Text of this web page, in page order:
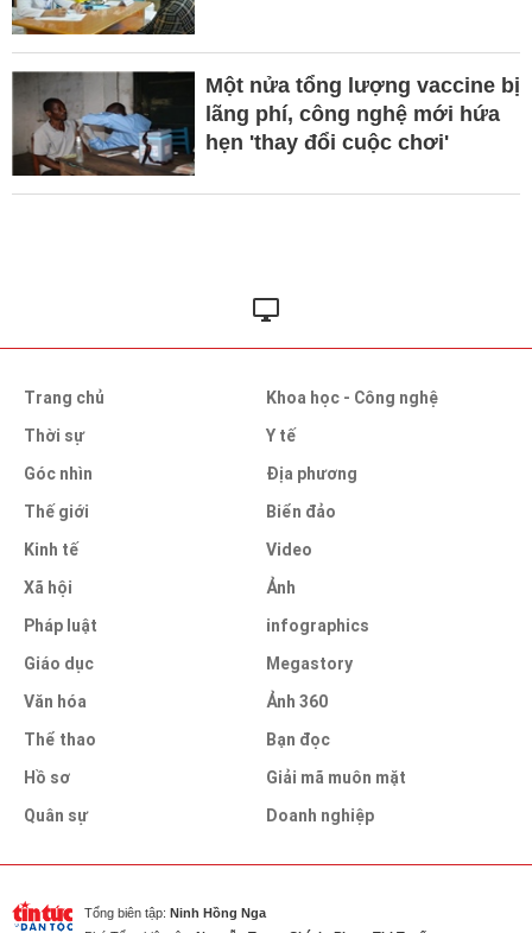
Một nửa tổng lượng vaccine bị
lãng phí, công nghệ mới hứa
hẹn 'thay đổi cuộc chơi'
Trang chủ
Thời sự
Góc nhìn
Thế giới
Kinh tế
Xã hội
Pháp luật
Giáo dục
Văn hóa
Thể thao
Hồ sơ
Quân sự
Khoa học - Công nghệ
Y tế
Địa phương
Biển đảo
Video
Ảnh
infographics
Megastory
Ảnh 360
Bạn đọc
Giải mã muôn mặt
Doanh nghiệp
Tổng biên tập: Ninh Hồng Nga